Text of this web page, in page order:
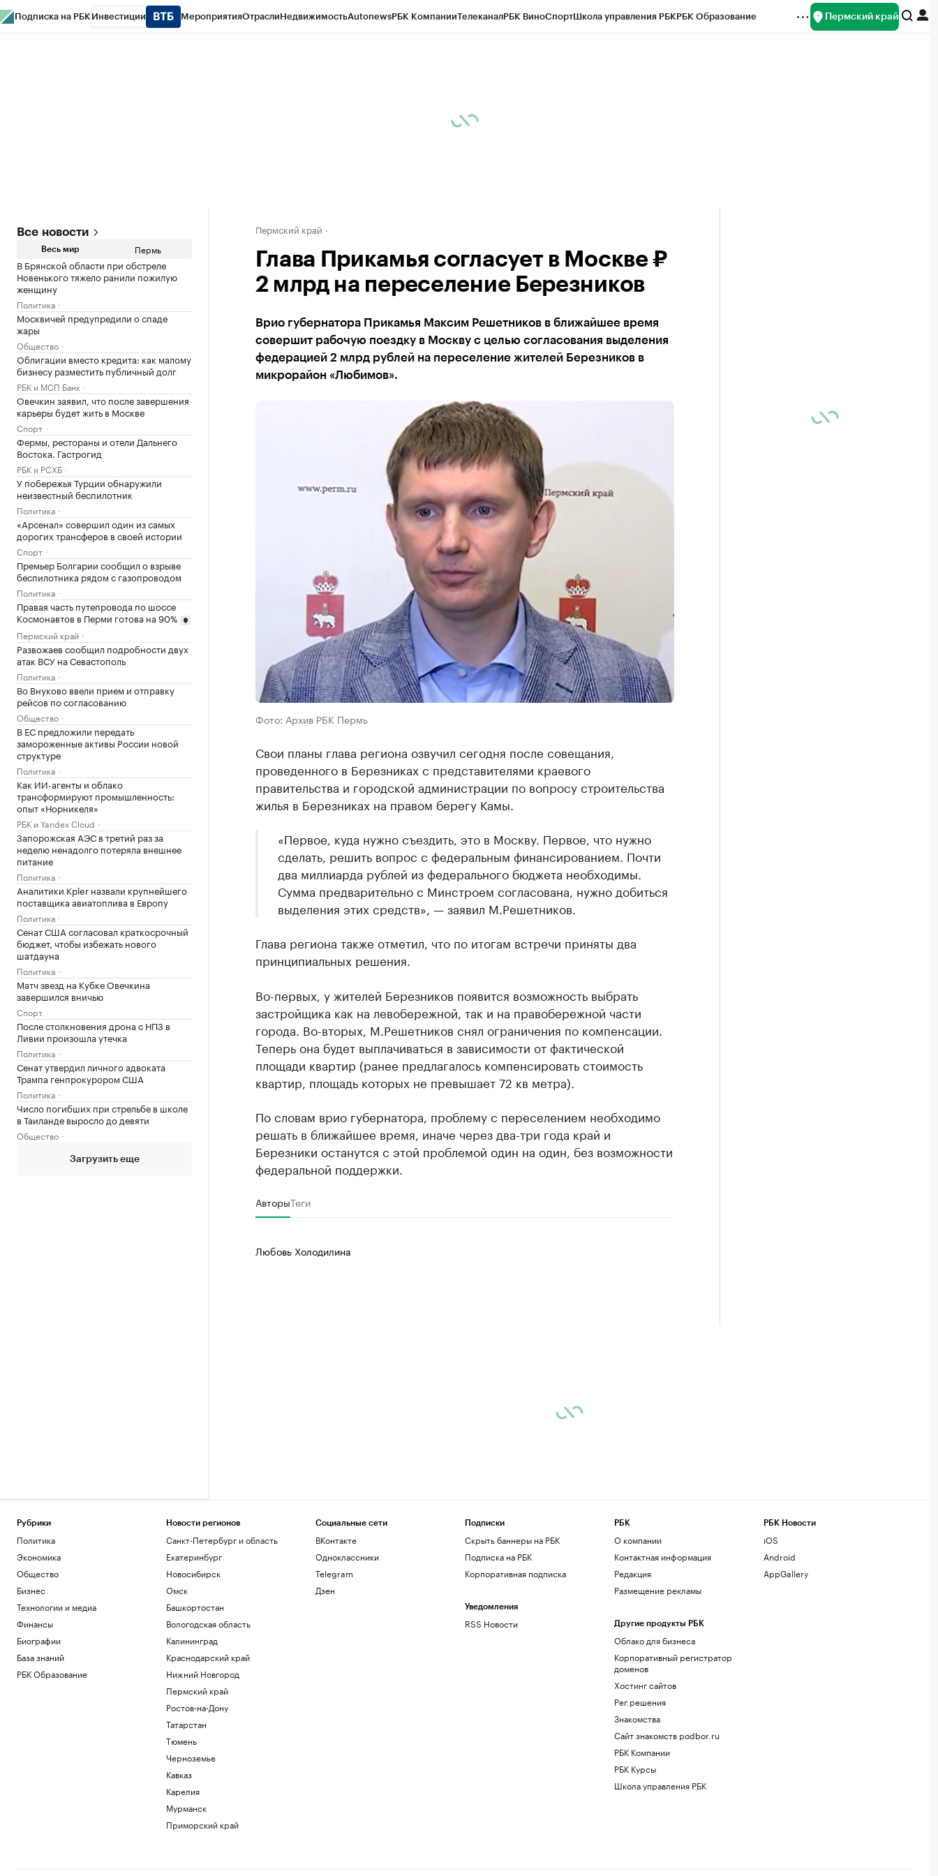
Подписка на РБК Инвестиции МероприятияОтраслиНедвижимостьAutonewsРБК КомпанииТелеканалРБК ВиноСпортШкола управления РБКРБК Образование Пермский край
Все новости
Весь мир Пермь
В Брянской области при обстреле
Новенького тяжело ранили пожилую
женщину
Политика
Москвичей предупредили о спаде
жары
Общество
Облигации вместо кредита: как малому
бизнесу разместить публичный долг
РБК и МСП Банк
Овечкин заявил, что после завершения
карьеры будет жить в Москве
Спорт
Фермы, рестораны и отели Дальнего
Востока. Гастрогид
РБК и РСХБ
У побережья Турции обнаружили
неизвестный беспилотник
Политика
«Арсенал» совершил один из самых
дорогих трансферов в своей истории
Спорт
Премьер Болгарии сообщил о взрыве
беспилотника рядом с газопроводом
Политика
Правая часть путепровода по шоссе
Космонавтов в Перми готова на 90%
Пермский край
Развожаев сообщил подробности двух
атак ВСУ на Севастополь
Политика
Во Внуково ввели прием и отправку
рейсов по согласованию
Общество
В ЕС предложили передать
замороженные активы России новой
структуре
Политика
Как ИИ-агенты и облако
трансформируют промышленность:
опыт «Норникеля»
РБК и Yandex Cloud
Запорожская АЭС в третий раз за
неделю ненадолго потеряла внешнее
питание
Политика
Аналитики Kpler назвали крупнейшего
поставщика авиатоплива в Европу
Политика
Сенат США согласовал краткосрочный
бюджет, чтобы избежать нового
шатдауна
Политика
Матч звезд на Кубке Овечкина
завершился вничью
Спорт
После столкновения дрона с НПЗ в
Ливии произошла утечка
Политика
Сенат утвердил личного адвоката
Трампа генпрокурором США
Политика
Число погибших при стрельбе в школе
в Таиланде выросло до девяти
Общество
Загрузить еще
Пермский край
Глава Прикамья согласует в Москве ₽
2 млрд на переселение Березников
Врио губернатора Прикамья Максим Решетников в ближайшее время
совершит рабочую поездку в Москву с целью согласования выделения
федерацией 2 млрд рублей на переселение жителей Березников в
микрорайон «Любимов».
Фото: Архив РБК Пермь
Свои планы глава региона озвучил сегодня после совещания,
проведенного в Березниках с представителями краевого
правительства и городской администрации по вопросу строительства
жилья в Березниках на правом берегу Камы.
«Первое, куда нужно съездить, это в Москву. Первое, что нужно
сделать, решить вопрос с федеральным финансированием. Почти
два миллиарда рублей из федерального бюджета необходимы.
Сумма предварительно с Минстроем согласована, нужно добиться
выделения этих средств», — заявил М.Решетников.
Глава региона также отметил, что по итогам встречи приняты два
принципиальных решения.
Во-первых, у жителей Березников появится возможность выбрать
застройщика как на левобережной, так и на правобережной части
города. Во-вторых, М.Решетников снял ограничения по компенсации.
Теперь она будет выплачиваться в зависимости от фактической
площади квартир (ранее предлагалось компенсировать стоимость
квартир, площадь которых не превышает 72 кв метра).
По словам врио губернатора, проблему с переселением необходимо
решать в ближайшее время, иначе через два-три года край и
Березники останутся с этой проблемой один на один, без возможности
федеральной поддержки.
АвторыТеги
Любовь Холодилина
Рубрики
Политика
Экономика
Общество
Бизнес
Технологии и медиа
Финансы
Биографии
База знаний
РБК Образование
Новости регионов
Санкт-Петербург и область
Екатеринбург
Новосибирск
Омск
Башкортостан
Вологодская область
Калининград
Краснодарский край
Нижний Новгород
Пермский край
Ростов-на-Дону
Татарстан
Тюмень
Черноземье
Кавказ
Карелия
Мурманск
Приморский край
Социальные сети
ВКонтакте
Одноклассники
Telegram
Дзен
Подписки
Скрыть баннеры на РБК
Подписка на РБК
Корпоративная подписка
Уведомления
RSS Новости
РБК
О компании
Контактная информация
Редакция
Размещение рекламы
Другие продукты РБК
Облако для бизнеса
Корпоративный регистратор
доменов
Хостинг сайтов
Рег.решения
Знакомства
Сайт знакомств podbor.ru
РБК Компании
РБК Курсы
Школа управления РБК
РБК Новости
iOS
Android
AppGallery